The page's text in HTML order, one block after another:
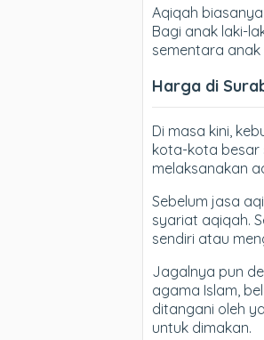
Aqiqah
Bagi anak laki-
sementara
Harga di
Di masa kini,
kota-kota besar
melaksanakan
Sebelum jasa
syariat aqiqah.
sendiri atau
Jagalnya pun
agama Islam,
ditangani oleh
untuk dimakan.